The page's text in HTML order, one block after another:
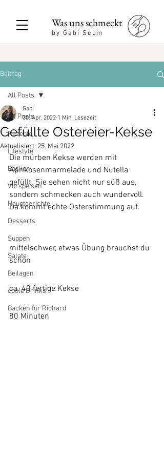
Was uns schmeckt
by Gabi Seum
Beitrag
All Posts
Rezepte
Lifestyle
Backen
Vorspeisen
Hauptgerichte
Desserts
Suppen
Salate
Beilagen
coole Drinks
Backen für Richard
All Posts
Gefüllte Ostereier-Kekse
Gabi
30. Apr. 2022 1 Min. Lesezeit
Aktualisiert: 25. Mai 2022
Die mürben Kekse werden mit
Aprikosenmarmelade und Nutella
gefüllt. Sie sehen nicht nur süß aus,
sondern schmecken auch wundervoll.
Da kommt echte Osterstimmung auf.
mittelschwer, etwas Übung brauchst du
schon
ca. 40 fertige Kekse
80 Minuten